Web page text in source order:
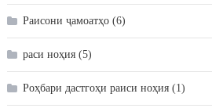
Раисони ҷамоатҳо(6)
раси ноҳия(5)
Роҳбари дастгоҳи раиси ноҳия(1)